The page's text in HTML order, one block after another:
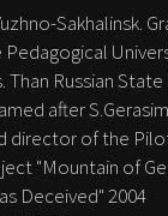
Sakhalinsk.
Than Russian
after
director of the
"Mountain of
Deceived" 2004